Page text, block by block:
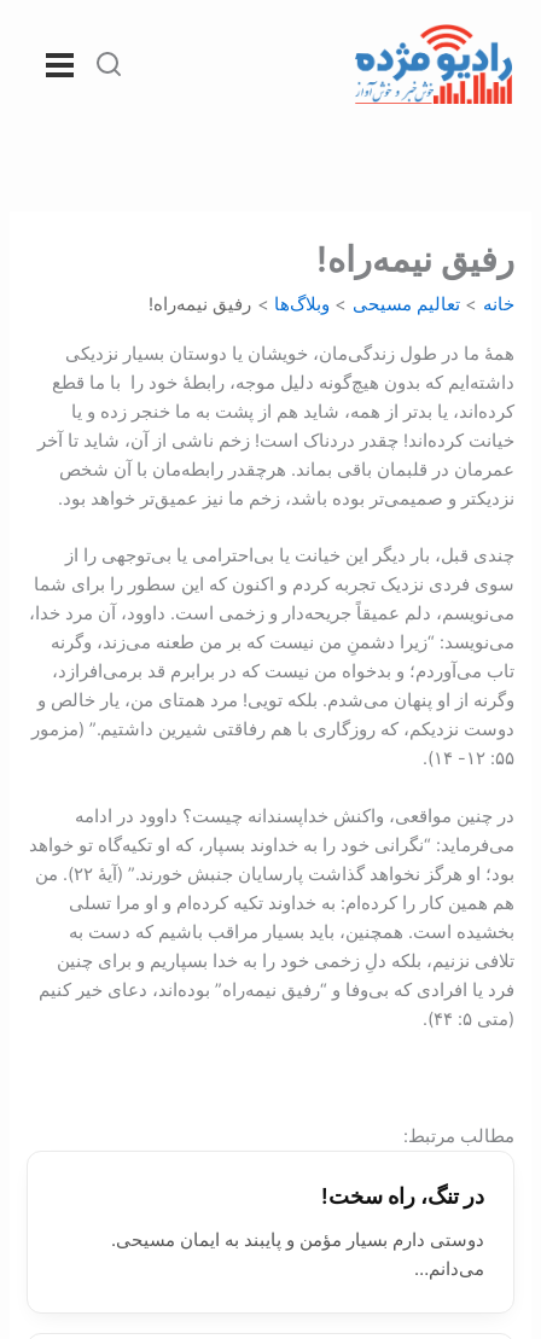
محتوا
رفیق نیمه‌راه!
خانه تعالیم مسیحی وبلاگ‌ها رفیق نیمه‌راه!
همۀ ما در طول زندگی‌مان، خویشان یا دوستان بسیار نزدیکی
داشته‌ایم که بدون هیچ‌گونه دلیل موجه، رابطۀ خود را با ما قطع
کرده‌اند، یا ‏‏‏‏‏‏‏‏‏‏بدتر از همه، شاید هم از پشت به ما خنجر زده و یا
خیانت کرده‌اند! چقدر دردناک است! زخم ناشی از آن، شاید تا آخر
عمرمان در قلبمان باقی بماند. هرچقدر رابطه‌مان با آن شخص
نزدیکتر و صمیمی‌تر بوده باشد، زخم ما نیز عمیق‌تر خواهد بود.
چندی قبل، بار دیگر این خیانت یا بی‌احترامی یا بی‌توجهی را از
سوی فردی نزديک تجربه کردم و اکنون که این سطور را برای شما
می‌نویسم، دلم عمیقاً جریحه‌دار و زخمی است. داوود، آن مرد خدا،
می‌نویسد: “زیرا دشمنِ من نیست که بر من طعنه می‌زند، وگرنه
تاب می‌آوردم؛ و بدخواه من نیست که در برابرم قد برمی‌افرازد،
وگرنه از او پنهان می‌شدم. بلکه تویی! مرد همتای من، یار خالص و
دوست نزدیکم، که روزگاری با هم رفاقتی شیرین داشتیم.” (مزمور
۵۵: ‏۱۲- ‏۱۴).
در چنین مواقعی، واکنش خداپسندانه چیست؟ داوود در ادامه
می‌فرماید: “نگرانی خود را به خداوند بسپار، که او تکیه‌گاه تو خواهد
بود؛ او هرگز نخواهد گذاشت پارسایان جنبش خورند.” (آیۀ ۲۲). من
هم همین کار را کرده‌ام: به خداوند تکیه کرده‌ام و او مرا تسلی
بخشیده است. همچنین، باید بسیار مراقب باشیم که دست به
تلافی نزنیم، بلکه دلِ زخمی خود را به خدا بسپاریم و برای چنین
فرد یا افرادی که بی‌وفا و “رفیق نیمه‌راه” بوده‌اند، دعای خیر کنیم
(متی ۵:‏ ‏۴۴).
:مطالب مرتبط
در تنگ، راه سخت!
دوستی دارم بسیار مؤمن و پایبند به ایمان مسيحی.
می‌دانم…